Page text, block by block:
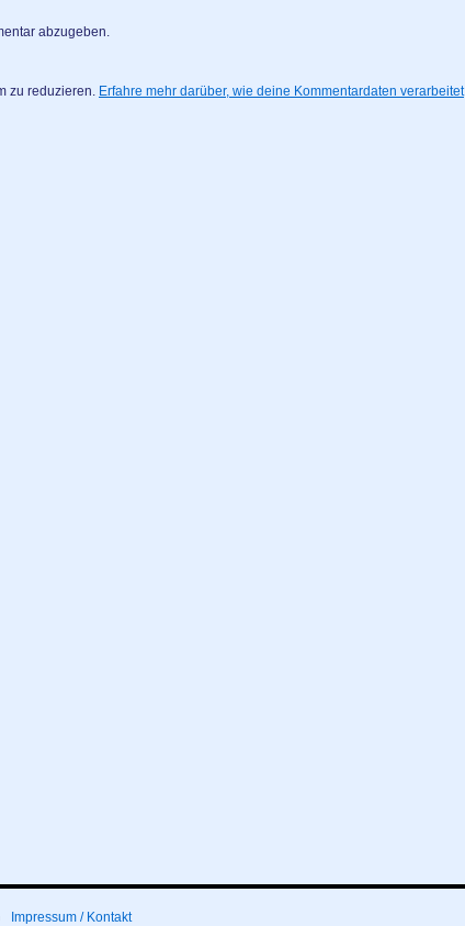
abzugeben.
zu reduzieren. Erfahre mehr darüber, wie deine Kommentardaten verarbeitet
Impressum / Kontakt